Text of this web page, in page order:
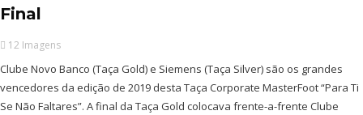
Final
12 Imagens
Clube Novo Banco (Taça Gold) e Siemens (Taça Silver) são os grandes
vencedores da edição de 2019 desta Taça Corporate MasterFoot “Para Ti
Se Não Faltares”. A final da Taça Gold colocava frente-a-frente Clube